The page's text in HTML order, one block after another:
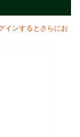
インするとさらにお